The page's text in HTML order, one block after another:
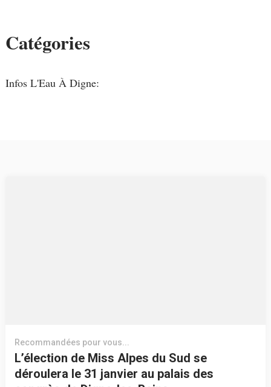
Catégories
Infos L'Eau À Digne:
Recommandées pour vous...
L’élection de Miss Alpes du Sud se
déroulera le 31 janvier au palais des